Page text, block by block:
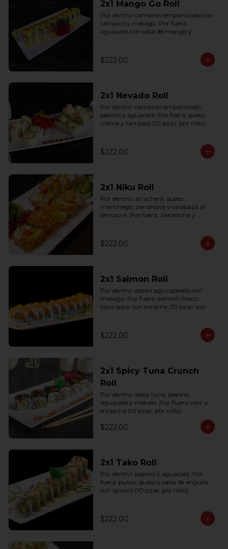
2x1 Mango Go Roll
Por dentro: camarón empanizado con
tampico y masago. Por fuera:
aguacate con salsa de mango y
$222.00
2x1 Nevado Roll
Por dentro: camarón empanizado,
pepino y aguacate. Por fuera: queso
crema y tampico (10 pzas. por rollo).
$222.00
2x1 Niku Roll
Por dentro: arrachera, queso
manchego, zanahoria y calabaza al
tempura. Por fuera: zanahoria y
$222.00
2x1 Salmon Roll
Por dentro: espárrago capeado con
masago. Por fuera: salmón fresco,
salsa spicy con sriracha (10 pzas. por
$222.00
2x1 Spicy Tuna Crunch
Roll
Por dentro: spicy tuna, pepino,
aguacate y mekaki. Por fiuera nori: y
srirascha (10 pzas. por rollo).
$222.00
2x1 Tako Roll
Por dentro: pepino y aguacate. Por
fuera: pulpo, queso y salsa de anguila
con ajonjolí (10 pzas. por rollo).
$222.00